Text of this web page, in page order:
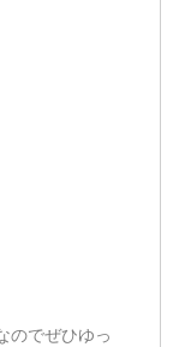
のでぜひゆっ